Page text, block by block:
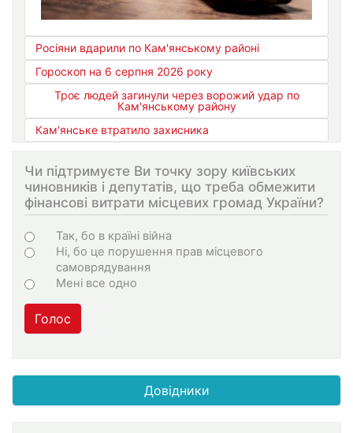
Росіяни вдарили по Кам'янському районі
Гороскоп на 6 серпня 2026 року
Троє людей загинули через ворожий удар по
Кам'янському району
Кам'янське втратило захисника
Чи підтримуєте Ви точку зору київських
чиновників і депутатів, що треба обмежити
фінансові витрати місцевих громад України?
Choices
Так, бо в країні війна
Ні, бо це порушення прав місцевого
самоврядування
Мені все одно
Голос
Довідники